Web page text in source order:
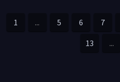
1 ... 5 6 7
13 ...